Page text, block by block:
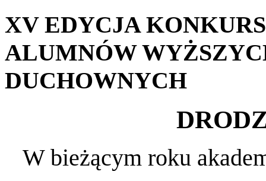
XV EDYCJA
ALUMNÓW
DUCHOWNYCH
W bieżącym roku